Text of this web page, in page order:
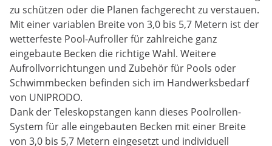
zu schützen oder die Planen fachgerecht zu verstauen.
Mit einer variablen Breite von 3,0 bis 5,7 Metern ist der
wetterfeste Pool-Aufroller für zahlreiche ganz
eingebaute Becken die richtige Wahl. Weitere
Aufrollvorrichtungen und Zubehör für Pools oder
Schwimmbecken befinden sich im Handwerksbedarf
von UNIPRODO.
Dank der Teleskopstangen kann dieses Poolrollen-
System für alle eingebauten Becken mit einer Breite
von 3,0 bis 5,7 Metern eingesetzt und individuell